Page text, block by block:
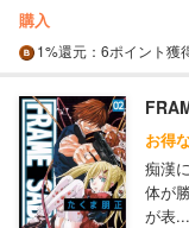
購入
1%還元 ：6ポイント獲
お得
痴漢
体が
が表...